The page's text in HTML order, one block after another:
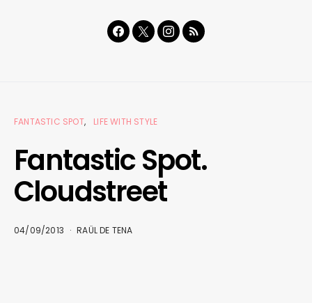
FANTASTIC SPOT LIFE WITH STYLE
Fantastic Spot.
Cloudstreet
04/09/2013 RAÜL DE TENA